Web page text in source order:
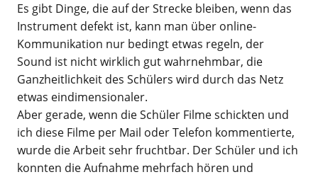
Es gibt Dinge, die auf der Strecke bleiben, wenn das
Instrument defekt ist, kann man über online-
Kommunikation nur bedingt etwas regeln, der
Sound ist nicht wirklich gut wahrnehmbar, die
Ganzheitlichkeit des Schülers wird durch das Netz
etwas eindimensionaler.
Aber gerade, wenn die Schüler Filme schickten und
ich diese Filme per Mail oder Telefon kommentierte,
wurde die Arbeit sehr fruchtbar. Der Schüler und ich
konnten die Aufnahme mehrfach hören und